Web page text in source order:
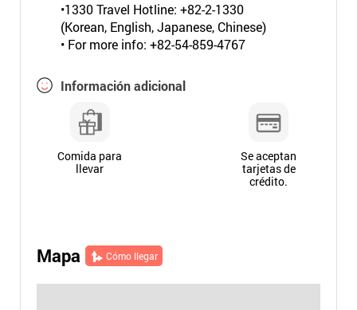
•1330 Travel Hotline: +82-2-1330
(Korean, English, Japanese, Chinese)
• For more info: +82-54-859-4767
Información adicional
Comida para
llevar
Se aceptan
tarjetas de
crédito.
Mapa Cómo llegar